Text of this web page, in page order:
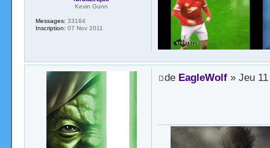
Kevin Gunn
Messages: 33164
Inscription: 07 Nov 2011
de EagleWolf» Jeu 11